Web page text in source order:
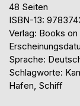
48 Seiten
ISBN-13:
Verlag: Books on
Sprache:
Schlagworte:
Hafen, Schiff